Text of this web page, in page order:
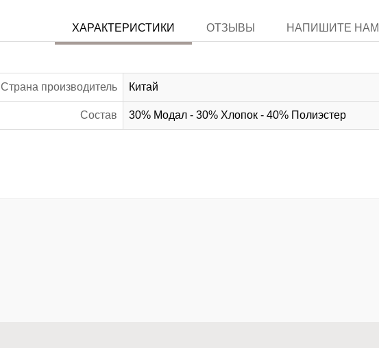
ХАРАКТЕРИСТИКИ ОТЗЫВЫ НАПИШИТЕ НАМ
Страна производитель Китай
Состав 30% Модал - 30% Хлопок - 40% Полиэстер